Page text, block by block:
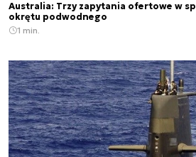
Australia: Trzy zapytania ofertowe w
okrętu podwodnego
1 min.